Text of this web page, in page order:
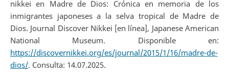
nikkei en Madre de Dios: Crónica en memoria de los
inmigrantes japoneses a la selva tropical de Madre de
Dios. Journal Discover Nikkei [en línea], Japanese American
National Museum. Disponible en:
https://discovernikkei.org/es/journal/2015/1/16/madre-de-
dios/. Consulta: 14.07.2025.